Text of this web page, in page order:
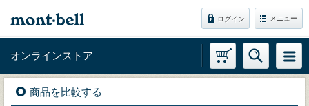
ログイン メニュー
オンラインストア
商品を比較する